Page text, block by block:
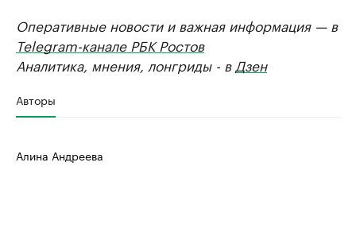
Оперативные новости и важная информация — в
Telegram-канале РБК Ростов
Аналитика, мнения, лонгриды - в Дзен
Авторы
Алина Андреева